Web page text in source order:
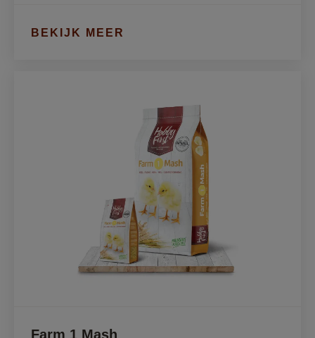
BEKIJK MEER
Farm 1 Mash